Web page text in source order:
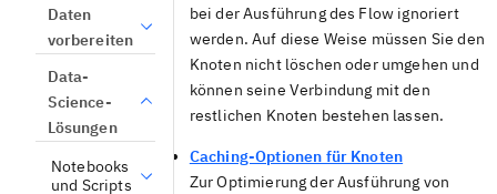
Daten
vorbereiten
Data-
Science-
Lösungen
Notebooks
und Scripts
bei der Ausführung des Flow ignoriert
werden. Auf diese Weise müssen Sie den
Knoten nicht löschen oder umgehen und
können seine Verbindung mit den
restlichen Knoten bestehen lassen.
Caching-Optionen für Knoten
Zur Optimierung der Ausführung von